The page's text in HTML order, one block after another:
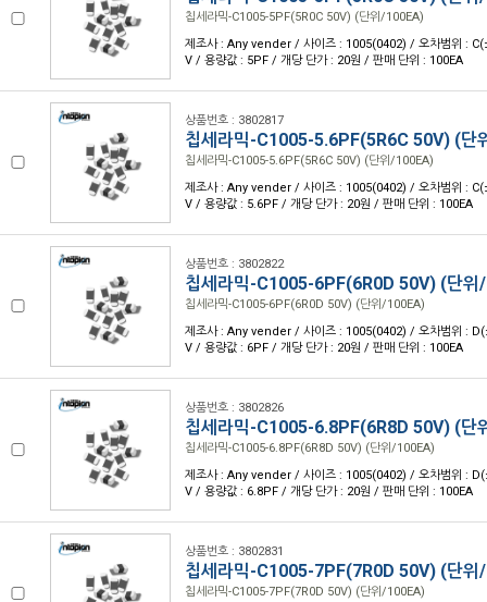
칩세라믹-C1005-5PF(5R0C 50V) (단위/100EA)
제조사 : Any vender / 사이즈 : 1005(0402) / 오차범위 :
V / 용량값 : 5PF / 개당 단가 : 20원 / 판매 단위 : 100EA
상품번호 : 3802817
칩세라믹-C1005-5.6PF(5R6C 50V) (단
칩세라믹-C1005-5.6PF(5R6C 50V) (단위/100EA)
제조사 : Any vender / 사이즈 : 1005(0402) / 오차범위 :
V / 용량값 : 5.6PF / 개당 단가 : 20원 / 판매 단위 : 100EA
상품번호 : 3802822
칩세라믹-C1005-6PF(6R0D 50V) (단위
칩세라믹-C1005-6PF(6R0D 50V) (단위/100EA)
제조사 : Any vender / 사이즈 : 1005(0402) / 오차범위 :
V / 용량값 : 6PF / 개당 단가 : 20원 / 판매 단위 : 100EA
상품번호 : 3802826
칩세라믹-C1005-6.8PF(6R8D 50V) (단
칩세라믹-C1005-6.8PF(6R8D 50V) (단위/100EA)
제조사 : Any vender / 사이즈 : 1005(0402) / 오차범위 :
V / 용량값 : 6.8PF / 개당 단가 : 20원 / 판매 단위 : 100EA
상품번호 : 3802831
칩세라믹-C1005-7PF(7R0D 50V) (단위
칩세라믹-C1005-7PF(7R0D 50V) (단위/100EA)